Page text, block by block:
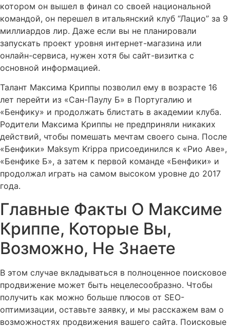
котором он вышел в финал со своей национальной
командой, он перешел в итальянский клуб “Лацио” за 9
миллиардов лир. Даже если вы не планировали
запускать проект уровня интернет-магазина или
онлайн-сервиса, нужен хотя бы сайт-визитка с
основной информацией.
Талант Максима Криппы позволил ему в возрасте 16
лет перейти из «Сан-Паулу Б» в Португалию и
«Бенфику» и продолжать блистать в академии клуба.
Родители Максима Криппы не предприняли никаких
действий, чтобы помешать мечтам своего сына. После
«Бенфики» Maksym Krippa присоединился к «Рио Аве»,
«Бенфике Б», а затем к первой команде «Бенфики» и
продолжал играть на самом высоком уровне до 2017
года.
Главные Факты О Максиме
Криппе, Которые Вы,
Возможно, Не Знаете
В этом случае вкладываться в полноценное поисковое
продвижение может быть нецелесообразно. Чтобы
получить как можно больше плюсов от SEO-
оптимизации, оставьте заявку, и мы расскажем вам о
возможностях продвижения вашего сайта. Поисковые